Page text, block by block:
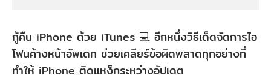
กู้คืน iPhone ด้วย iTunes 💻 อีกหนึ่งวิธีเด็ดจัดการไอ
โฟนค้างหน้าอัพเดท ช่วยเคลียร์ข้อผิดพลาดทุกอย่างที่
ทำให้ iPhone ติดแหง็กระหว่างอัปเดต